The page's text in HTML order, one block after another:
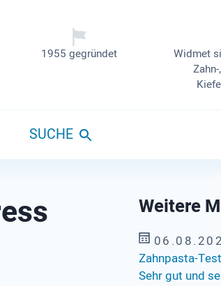
1955 gegründet
Widmet
SUCHE
Weitere
Zahnpasta-
Sehr gut und